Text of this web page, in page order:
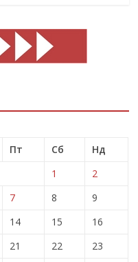
Пт Сб
Нд
1
2
7 8
9
14 15
16
21 22
23